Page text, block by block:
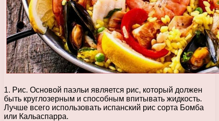
1. Рис. Основой паэльи является рис, который должен
быть круглозерным и способным впитывать жидкость.
Лучше всего использовать испанский рис сорта Бомба
или Кальаспарра.